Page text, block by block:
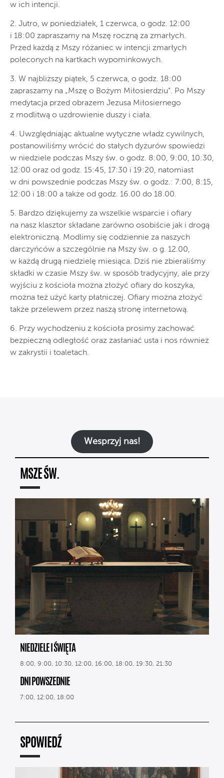
w ich intencji.
2. Jutro, w poniedziałek, 1 czerwca, o godz. 12:00
i 18:00 zapraszamy na Mszę roczną za zmarłych.
Przed każdą z Mszy różaniec w intencji zmarłych
poleconych na kartkach wypominkowych.
3. W najbliższy piątek, 5 czerwca, o godz. 18:00
zapraszamy na „Mszę o Bożym Miłosierdziu”. Po Mszy
medytacja przed obrazem Jezusa Miłosiernego
z modlitwą o uzdrowienie duszy i ciała.
4. Uwzględniając aktualne wytyczne władz cywilnych,
postanowiliśmy wrócić do stałych dyżurów spowiedzi
w niedziele podczas Mszy św. o godz. 8:00, 9:00, 10:30,
12:00 oraz od godz. 15:45, 17:30 i 19:20, natomiast
w dni powszednie podczas Mszy św. o godz.: 7:00, 8:15,
12:00 i 18:00 a także od godz. 16.00 do 18.00.
5. Bardzo dziękujemy za wszelkie wsparcie i ofiary
na nasz klasztor składane zarówno osobiście jak i drogą
elektroniczną. Modlimy się codziennie za naszych
darczyńców a szczególnie na Mszy św. o g. 12.00,
w każdą drugą niedzielę miesiąca. Dziś nie zbieraliśmy
składki w czasie Mszy św. w sposób tradycyjny, ale przy
wyjściu z kościoła można złożyć ofiary do koszyka,
można też użyć karty płatniczej. Ofiary można złożyć
także przelewem przez naszą stronę internetową.
6. Przy wychodzeniu z kościoła prosimy zachować
bezpieczną odległość oraz zasłaniać usta i nos również
w zakrystii i toaletach.
Wesprzyj nas!
MSZE ŚW.
NIEDZIELE I ŚWIĘTA
8:00, 9:00, 10:30, 12:00, 16:00, 18:00, 19:30, 21:30
DNI POWSZEDNIE
7:00, 12:00, 18:00
SPOWIEDŹ